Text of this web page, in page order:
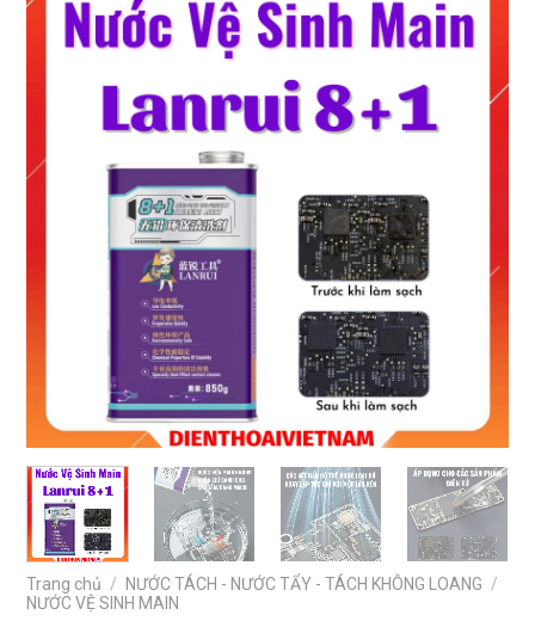
Trang chủ / NƯỚC TÁCH - NƯỚC TẨY - TÁCH KHÔNG LOANG /
NƯỚC VỆ SINH MAIN